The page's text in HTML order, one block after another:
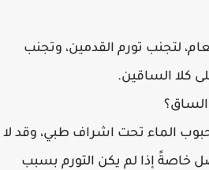
لتجنب تورم القدمين، وتجنب
كلا الساقين.
الماء تحت اشراف طبي، وقد لا
خاصةً إذا لم يكن التورم بسبب